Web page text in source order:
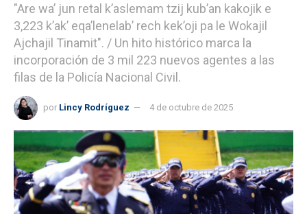
"Are wa’ jun retal k’aslemam tzij kub’an kakojik e
3,223 k’ak’ eqa’lenelab’ rech kek’oji pa le Wokajil
Ajchajil Tinamit". / Un hito histórico marca la
incorporación de 3 mil 223 nuevos agentes a las
filas de la Policía Nacional Civil.
por Lincy Rodríguez 4 de octubre de 2025